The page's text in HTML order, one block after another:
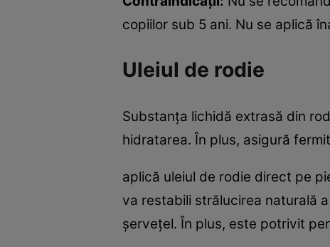
copiilor sub 5 ani. Nu se aplică
Uleiul de rodie
Substanţa lichidă extrasă din
hidratarea. În plus, asigură
aplică uleiul de rodie direct pe
va restabili strălucirea naturală
şerveţel. În plus, este potrivit